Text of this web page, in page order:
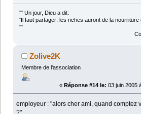
"" Un jour, Dieu a dit:
"Il faut partager: les riches auront de la
""
Zolive2K
Membre de l'association
« Réponse #14 le: 03 juin 2005
employeur : "alors cher ami, quand comptez